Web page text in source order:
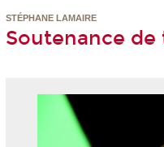
STÉPHANE LAMAIRE
Soutenance